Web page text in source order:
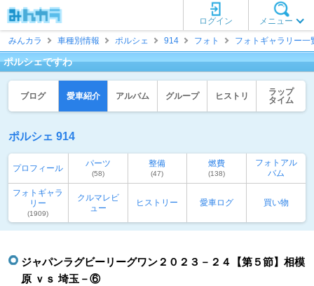
メニュー
ログイン
みんカラ
車種別情報 ポルシェ 914 フォト フォトギャラリー一
ポルシェですわ
ブログ 愛車紹介 アルバム グループ ヒストリ
ラップ
タイム
ポルシェ 914
プロフィール パーツ
(58)
整備
(47)
燃費
(138)
フォトアル
バム
フォトギャラ
リー
(1909)
クルマレビ
ュー
ヒストリー 愛車ログ 買い物
ジャパンラグビーリーグワン２０２３－２４【第５節】相模
原 ｖｓ 埼玉－⑥